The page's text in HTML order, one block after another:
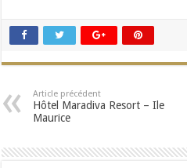
Article précédent
Hôtel Maradiva Resort – Ile
Maurice